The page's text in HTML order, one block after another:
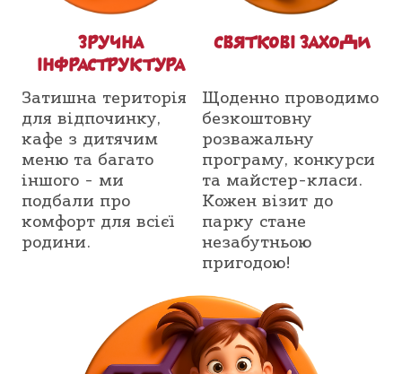
ЗРУЧНА
ІНФРАСТРУКТУРА
Затишна територія
для відпочинку,
кафе з дитячим
меню та багато
іншого - ми
подбали про
комфорт для всієї
родини.
СВЯТКОВІ ЗАХОДИ
Щоденно проводимо
безкоштовну
розважальну
програму, конкурси
та майстер-класи.
Кожен візит до
парку стане
незабутньою
пригодою!